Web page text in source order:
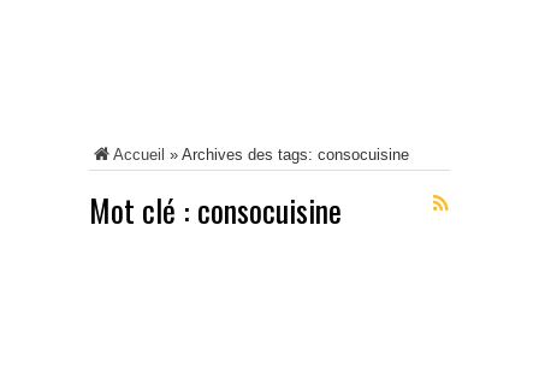
Accueil » Archives des tags: consocuisine
Mot clé : consocuisine